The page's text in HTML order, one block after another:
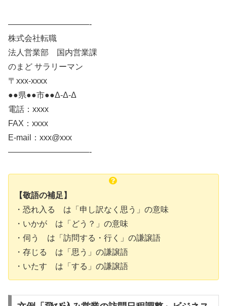
——————————-
株式会社転職
法人営業部 国内営業課
のまど サラリーマン
〒xxx-xxxx
●●県●●市●●Δ-Δ-Δ
電話：xxxx
FAX：xxxx
E-mail：xxx@xxx
——————————-
【敬語の補足】
・恐れ入る は「申し訳なく思う」の意味
・いかが は「どう？」の意味
・伺う は「訪問する・行く」の謙譲語
・存じる は「思う」の謙譲語
・いたす は「する」の謙譲語